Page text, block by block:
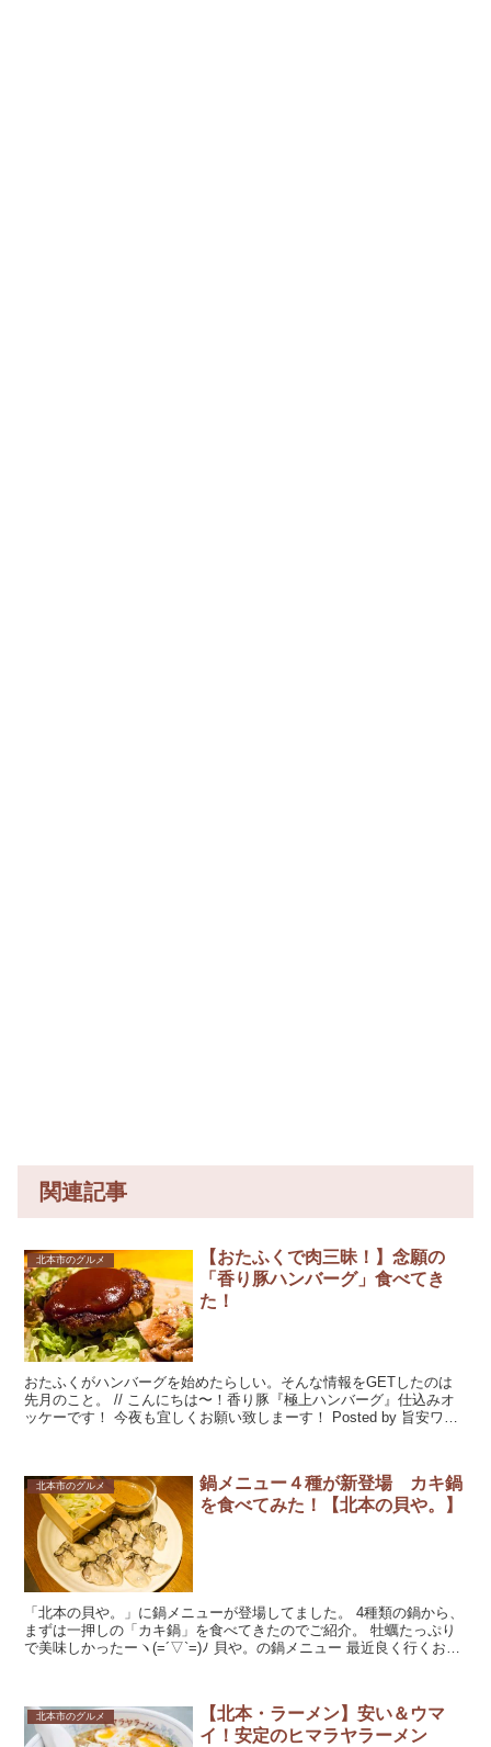
関連記事
北本市のグルメ
【おたふくで肉三昧！】念願の
「香り豚ハンバーグ」食べてき
た！
おたふくがハンバーグを始めたらしい。そんな情報をGETしたのは
先月のこと。 // こんにちは〜！香り豚『極上ハンバーグ』仕込みオ
ッケーです！ 今夜も宜しくお願い致しまーす！ Posted by 旨安ワイ
北本市のグルメ
鍋メニュー４種が新登場 カキ鍋
を食べてみた！【北本の貝や。】
「北本の貝や。」に鍋メニューが登場してました。 4種類の鍋から、
まずは一押しの「カキ鍋」を食べてきたのでご紹介。 牡蠣たっぷり
で美味しかったーヽ(=´▽`=)ﾉ 貝や。の鍋メニュー 最近良く行くお
北本市のグルメ
【北本・ラーメン】安い＆ウマ
イ！安定のヒマラヤラーメン